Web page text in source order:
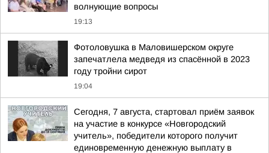
волнующие вопросы
19:13
Фотоловушка в Маловишерском округе
запечатлела медведя из спасённой в 2023
году тройни сирот
19:04
Сегодня, 7 августа, стартовал приём заявок
на участие в конкурсе «Новгородский
учитель», победители которого получит
единовременную денежную выплату в